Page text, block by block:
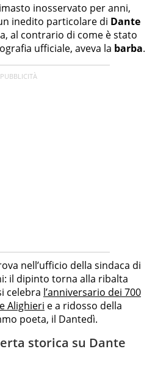
inosservato per anni,
inedito particolare di Dante
al contrario di come è stato
ufficiale, aveva la barba.
nell’ufficio della sindaca di
il dipinto torna alla ribalta
celebra l’anniversario dei 700
Alighieri e a ridosso della
poeta, il Dantedì.
storica su Dante